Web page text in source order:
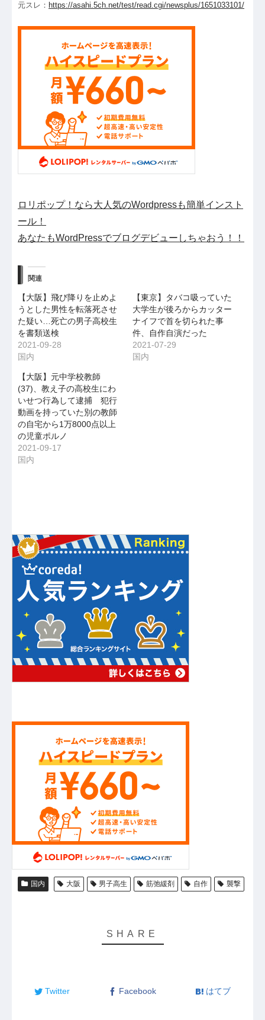
元スレ： https://asahi.5ch.net/test/read.cgi/newsplus/1651033101/
ロリポップ！なら大人気のWordpressも簡単インスト
ール！
あなたもWordPressでブログデビューしちゃおう！！
関連
【大阪】飛び降りを止めよ
うとした男性を転落死させ
た疑い…死亡の男子高校生
を書類送検
2021-09-28
国内
【東京】タバコ吸っていた
大学生が後ろからカッター
ナイフで首を切られた事
件、自作自演だった
2021-07-29
国内
【大阪】元中学校教師
(37)、教え子の高校生にわ
いせつ行為して逮捕 犯行
動画を持っていた別の教師
の自宅から1万8000点以上
の児童ポルノ
2021-09-17
国内
国内 大阪 男子高生 筋弛緩剤 自作 襲撃
Twitter Facebook はてブ